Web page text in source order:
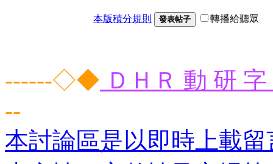
本版積分規則 發表帖子 轉播給聽眾
------◇◆ ＤＨＲ 動 研
--
本討論區是以即時上載